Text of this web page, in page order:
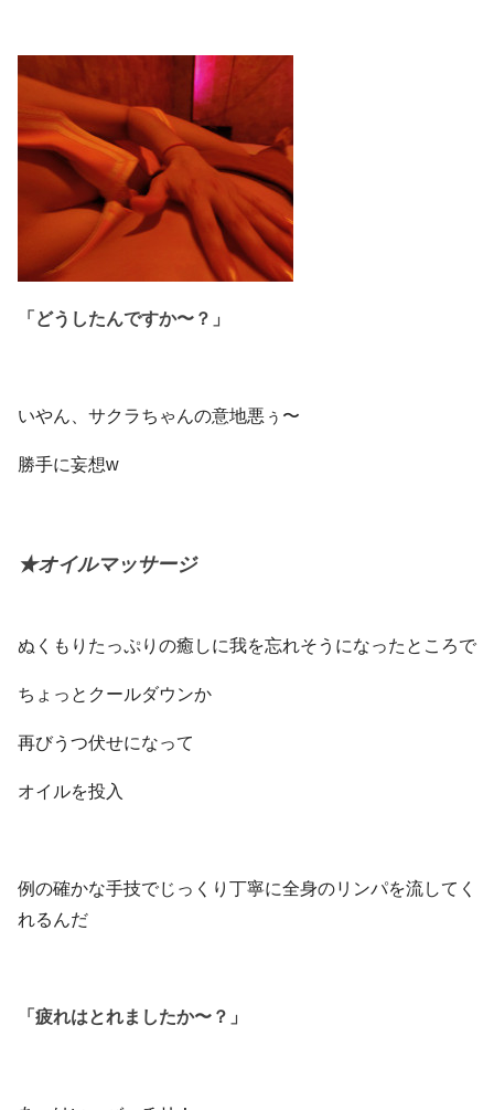
「どうしたんですか〜？」
いやん、サクラちゃんの意地悪ぅ〜
勝手に妄想w
★オイルマッサージ
ぬくもりたっぷりの癒しに我を忘れそうになったところで
ちょっとクールダウンか
再びうつ伏せになって
オイルを投入
例の確かな手技でじっくり丁寧に全身のリンパを流してく
れるんだ
「疲れはとれましたか〜？」